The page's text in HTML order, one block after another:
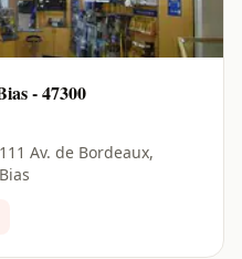
- 47300
Av. de Bordeaux,